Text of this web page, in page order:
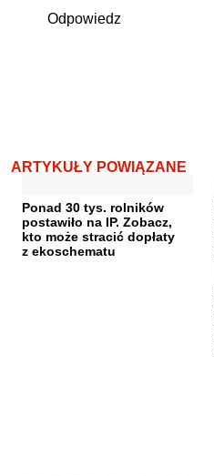
Odpowiedz
ARTYKUŁY POWIĄZANE
Ponad 30 tys. rolników
postawiło na IP. Zobacz,
kto może stracić dopłaty
z ekoschematu